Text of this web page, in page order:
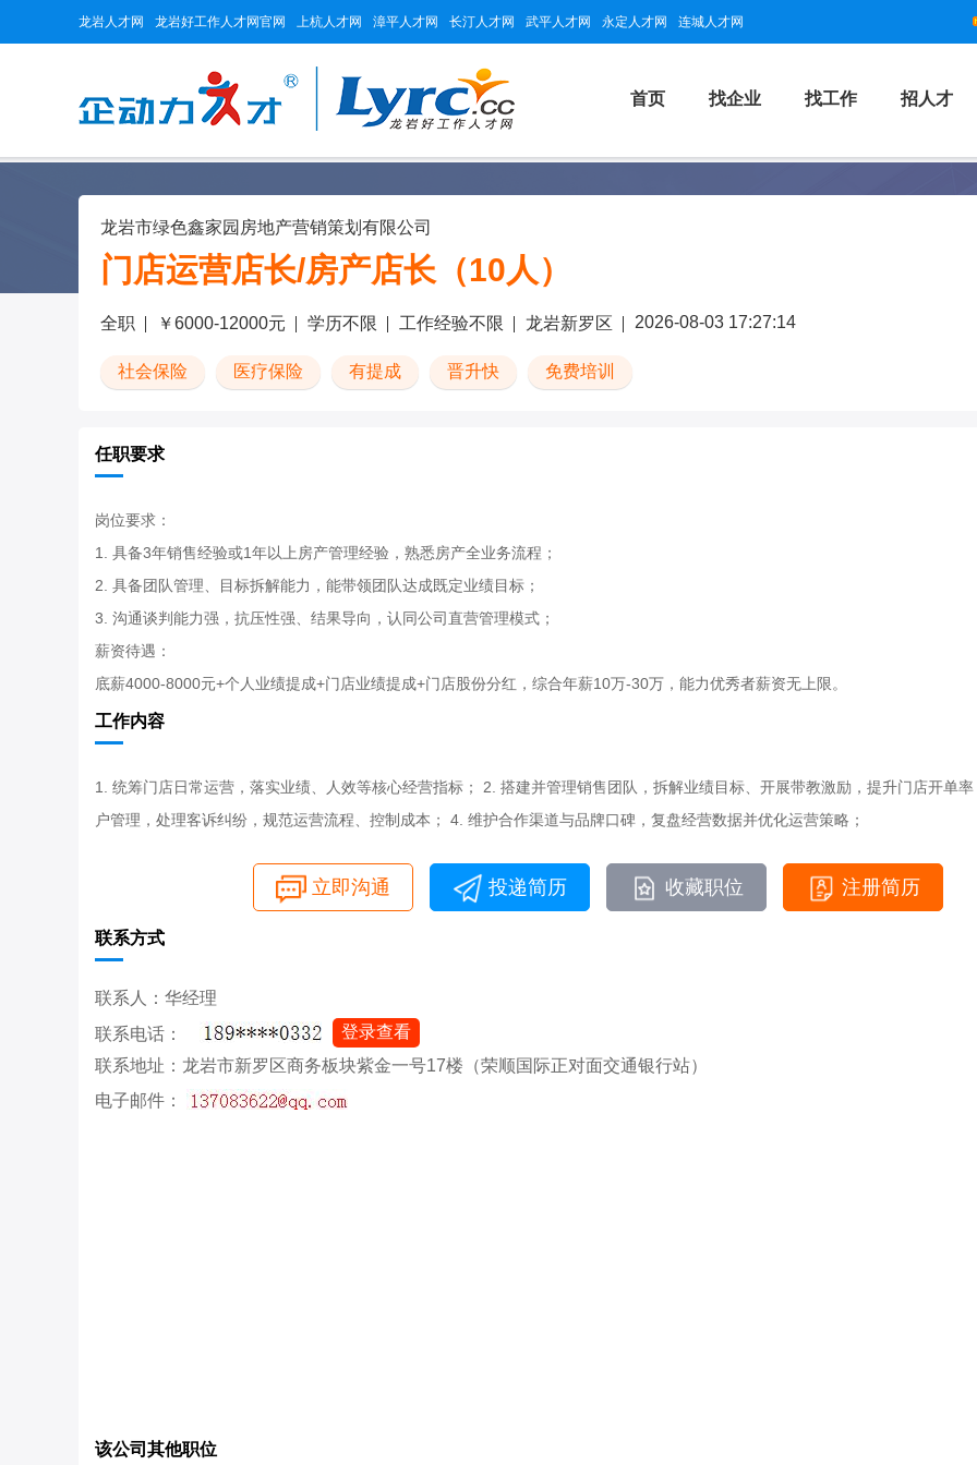
龙岩人才网 龙岩好工作人才网官网 上杭人才网 漳平人才网 长汀人才网 武平人才网 永定人才网 连城人才网
首页 找企业 找工作 招人才
龙岩市绿色鑫家园房地产营销策划有限公司
门店运营店长/房产店长（10人）
全职 ￥6000-12000元 学历不限 工作经验不限 龙岩新罗区 2026-08-03 17:27:14
社会保险 医疗保险 有提成 晋升快 免费培训
任职要求
岗位要求：
1. 具备3年销售经验或1年以上房产管理经验，熟悉房产全业务流程；
2. 具备团队管理、目标拆解能力，能带领团队达成既定业绩目标；
3. 沟通谈判能力强，抗压性强、结果导向，认同公司直营管理模式；
薪资待遇：
底薪4000-8000元+个人业绩提成+门店业绩提成+门店股份分红，综合年薪10万-30万，能力优秀者薪资无上限。
工作内容
1. 统筹门店日常运营，落实业绩、人效等核心经营指标； 2. 搭建并管理销售团队，拆解业绩目标、开展带教激励，提升门店开单
户管理，处理客诉纠纷，规范运营流程、控制成本； 4. 维护合作渠道与品牌口碑，复盘经营数据并优化运营策略；
立即沟通 投递简历 收藏职位 注册简历
联系方式
联系人：华经理
联系电话：
登录查看
联系地址：龙岩市新罗区商务板块紫金一号17楼（荣顺国际正对面交通银行站）
电子邮件：
该公司其他职位